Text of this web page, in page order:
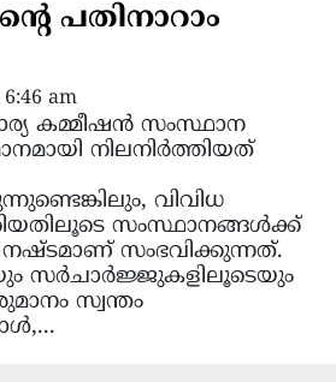
പതിനാറാം
am
കമ്മീഷൻ സംസ്ഥാന
നിലനിർത്തിയത്
വിവിധ
സംസ്ഥാനങ്ങൾക്ക്
സംഭവിക്കുന്നത്.
സർചാർജ്ജുകളിലൂടെയും
സ്വന്തം